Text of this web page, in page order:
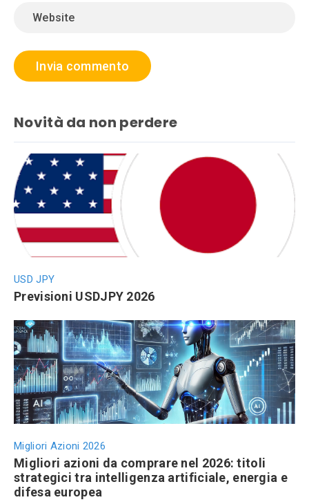
Novità da non perdere
USD JPY
Previsioni USDJPY 2026
Migliori Azioni 2026
Migliori azioni da comprare nel 2026: titoli
strategici tra intelligenza artificiale, energia e
difesa europea